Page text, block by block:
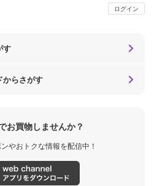
ログイン
す
からさがす
お買物しませんか？
やおトクな情報を配信中！